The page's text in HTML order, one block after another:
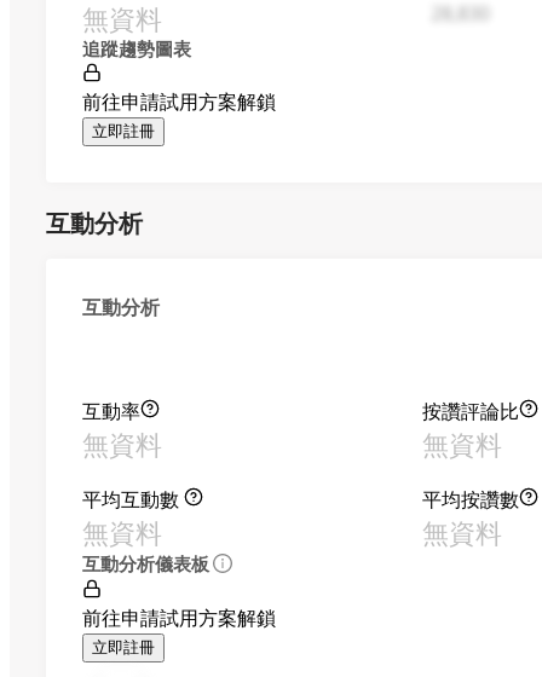
無資料
追蹤趨勢圖表
前往申請試用方案解鎖
立即註冊
互動分析
互動分析
互動率
無資料
按讚評論比
無資料
平均互動數
無資料
平均按讚數
無資料
互動分析儀表板
前往申請試用方案解鎖
立即註冊